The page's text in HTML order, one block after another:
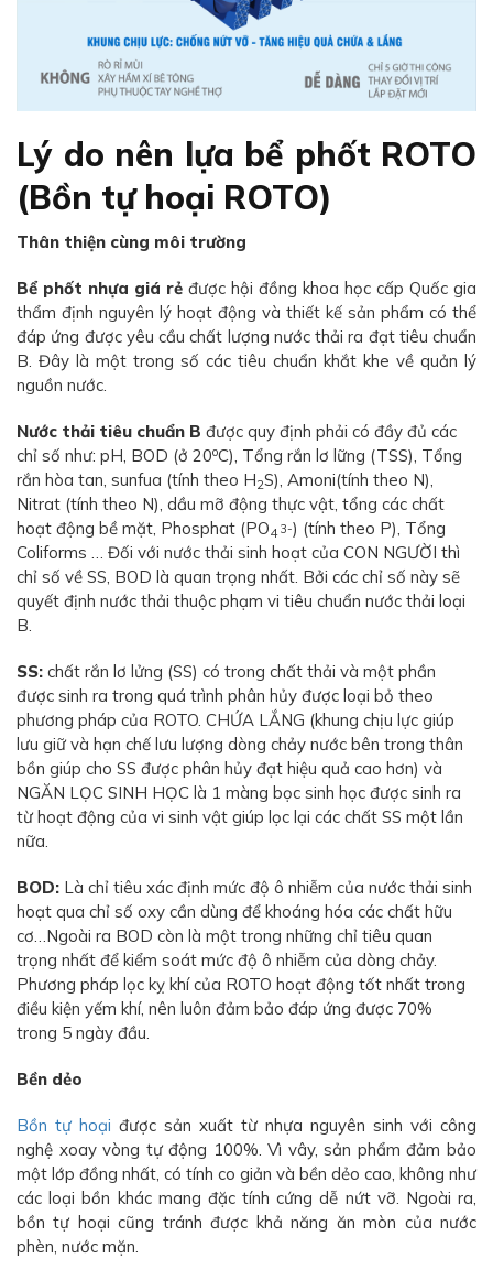
Lý do nên lựa bể phốt ROTO
(Bồn tự hoại ROTO)
Thân thiện cùng môi trường
Bể phốt nhựa giá rẻ được hội đồng khoa học cấp Quốc gia
thẩm định nguyên lý hoạt động và thiết kế sản phẩm có thể
đáp ứng được yêu cầu chất lượng nước thải ra đạt tiêu chuẩn
B. Đây là một trong số các tiêu chuẩn khắt khe về quản lý
nguồn nước.
Nước thải tiêu chuẩn B được quy định phải có đầy đủ các
chỉ số như: pH, BOD (ở 20oC), Tổng rắn lơ lững (TSS), Tổng
rắn hòa tan, sunfua (tính theo H2S), Amoni(tính theo N),
Nitrat (tính theo N), dầu mỡ động thực vật, tổng các chất
hoạt động bề mặt, Phosphat (PO4 3-) (tính theo P), Tổng
Coliforms … Đối với nước thải sinh hoạt của CON NGƯỜI thì
chỉ số về SS, BOD là quan trọng nhất. Bởi các chỉ số này sẽ
quyết định nước thải thuộc phạm vi tiêu chuẩn nước thải loại
B.
SS: chất rắn lơ lửng (SS) có trong chất thải và một phần
được sinh ra trong quá trình phân hủy được loại bỏ theo
phương pháp của ROTO. CHỨA LẮNG (khung chịu lực giúp
lưu giữ và hạn chế lưu lượng dòng chảy nước bên trong thân
bồn giúp cho SS được phân hủy đạt hiệu quả cao hơn) và
NGĂN LỌC SINH HỌC là 1 màng bọc sinh học được sinh ra
từ hoạt động của vi sinh vật giúp lọc lại các chất SS một lần
nữa.
BOD: Là chỉ tiêu xác định mức độ ô nhiễm của nước thải sinh
hoạt qua chỉ số oxy cần dùng để khoáng hóa các chất hữu
cơ…Ngoài ra BOD còn là một trong những chỉ tiêu quan
trọng nhất để kiểm soát mức độ ô nhiễm của dòng chảy.
Phương pháp lọc kỵ khí của ROTO hoạt động tốt nhất trong
điều kiện yếm khí, nên luôn đảm bảo đáp ứng được 70%
trong 5 ngày đầu.
Bền dẻo
Bồn tự hoại được sản xuất từ nhựa nguyên sinh với công
nghệ xoay vòng tự động 100%. Vì vây, sản phẩm đảm bảo
một lớp đồng nhất, có tính co giản và bền dẻo cao, không như
các loại bồn khác mang đặc tính cứng dễ nứt vỡ. Ngoài ra,
bồn tự hoại cũng tránh được khả năng ăn mòn của nước
phèn, nước mặn.